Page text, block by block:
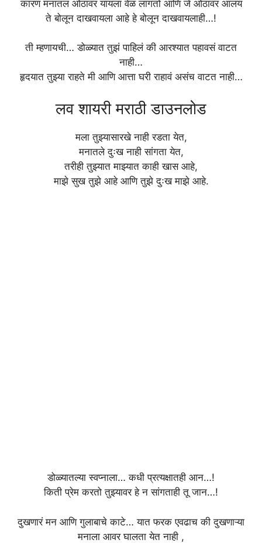
कारण मनातल ओठावर यायला वेळ लागतो आणि जे ओठांवर आलंय
ते बोलून दाखवायला आहे हे बोलून दाखवायलाही…!
ती म्हणायची… डोळ्यात तुझं पाहिलं की आरश्यात पहावसं वाटत
नाही…
हृदयात तुझ्या राहते मी आणि आत्ता घरी राहावं असंच वाटत नाही…
लव शायरी मराठी डाउनलोड
मला तुझ्यासारखे नाही रडता येत,
मनातले दुःख नाही सांगता येत,
तरीही तुझ्यात माझ्यात काही खास आहे,
माझे सुख तुझे आहे आणि तुझे दुःख माझे आहे.
डोळ्यातल्या स्वप्नाला… कधी प्रत्यक्षातही आन…!
किती प्रेम करतो तुझ्यावर हे न सांगताही तू जान…!
दुखणारं मन आणि गुलाबाचे काटे… यात फरक एवढाच की दुखणाऱ्या
मनाला आवर घालता येत नाही ,